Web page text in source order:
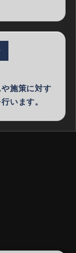
施策に対す
います。